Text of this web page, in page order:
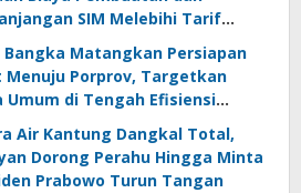
SIM Melebihi Tarif
Kapolres Bangka Beri
Bangka Matangkan Persiapan
Porprov, Targetkan
Umum di Tengah Efisiensi
Air Kantung Dangkal Total,
Dorong Perahu Hingga Minta
Prabowo Turun Tangan